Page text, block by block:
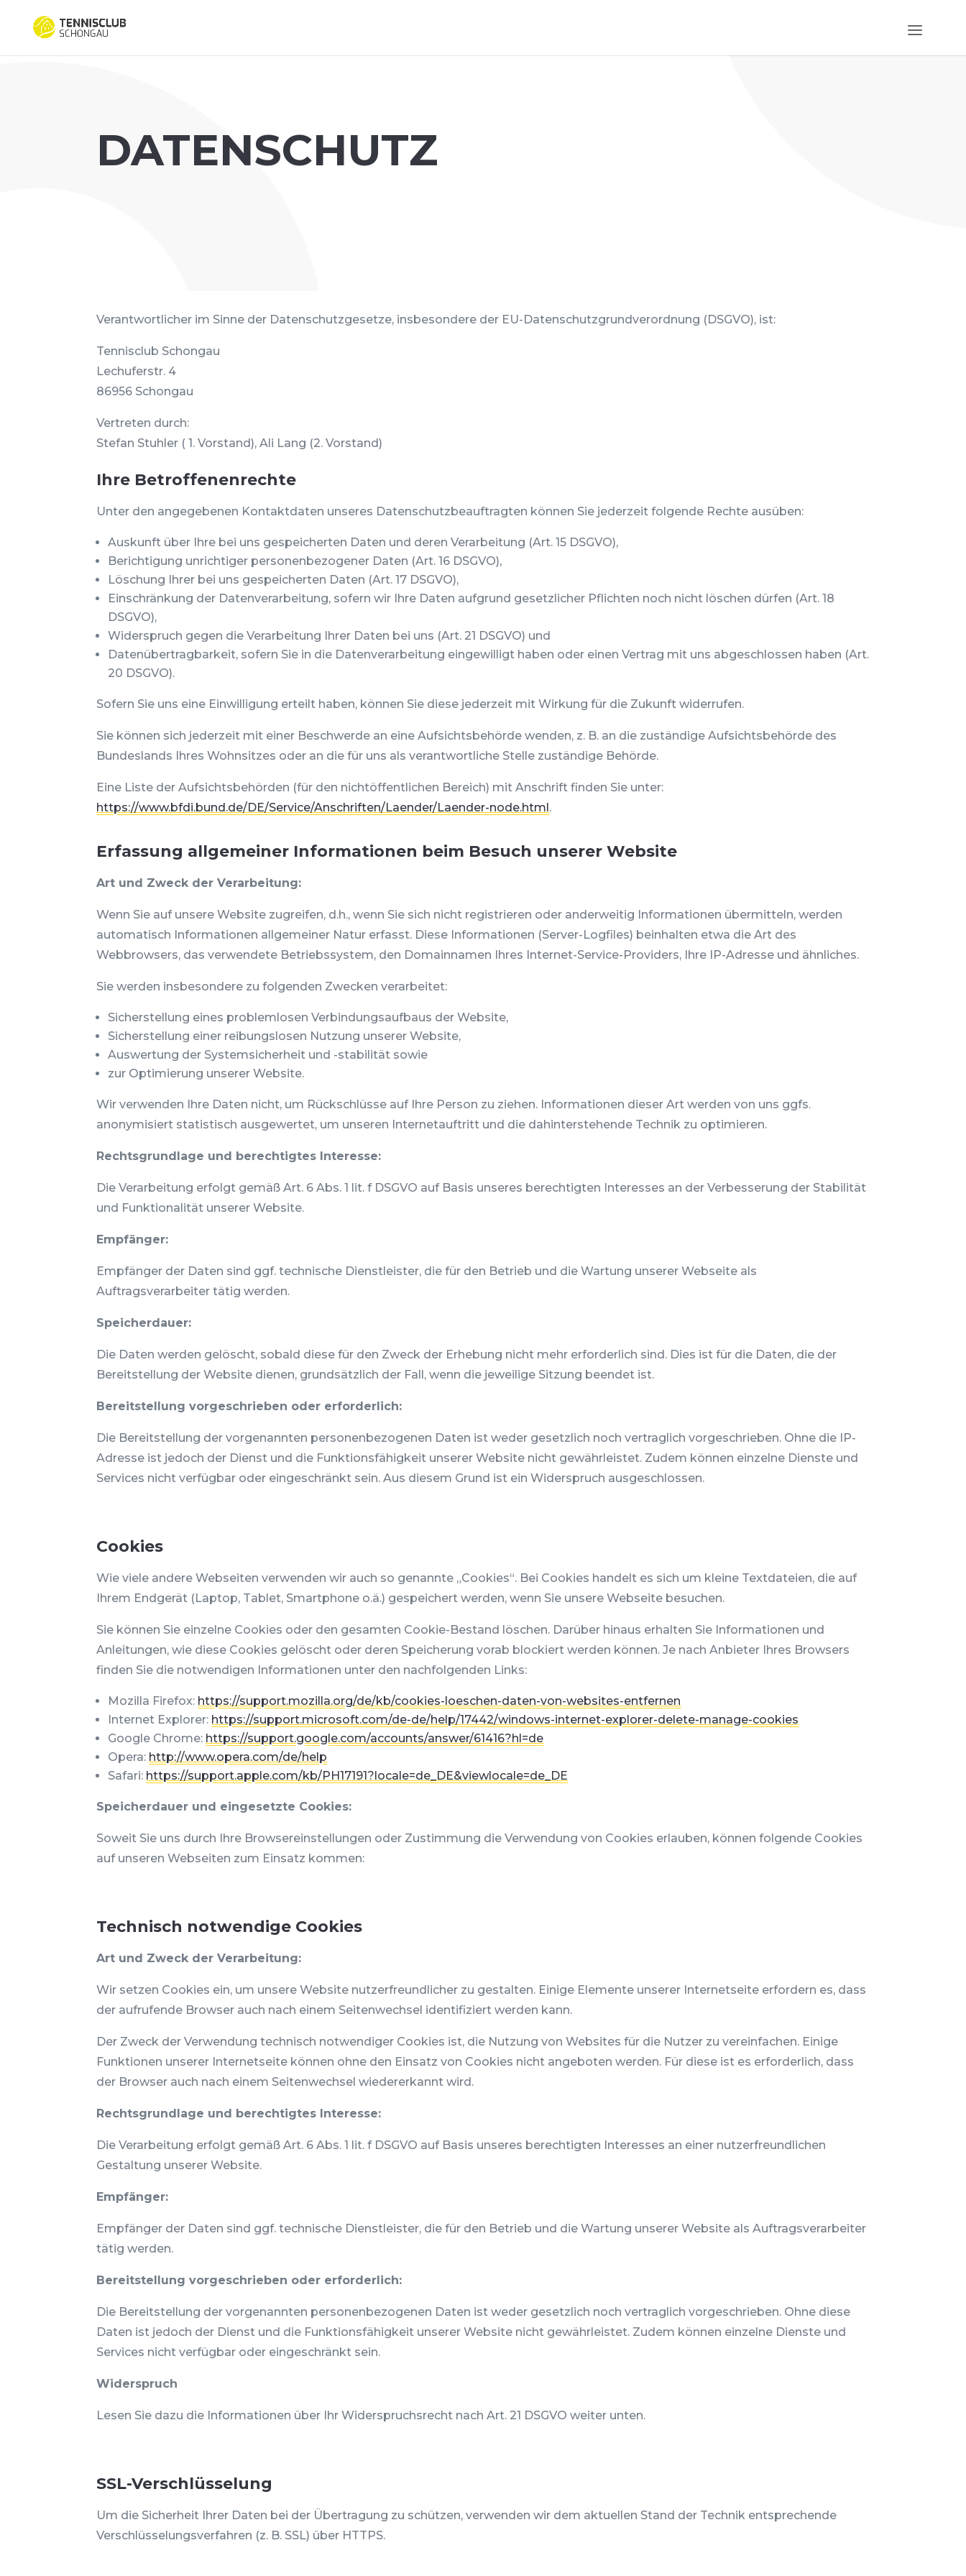
DATENSCHUTZ
Verantwortlicher im Sinne der Datenschutzgesetze, insbesondere der EU-Datenschutzgrundverordnung (DSGVO), ist:
Tennisclub Schongau
Lechuferstr. 4
86956 Schongau
Vertreten durch:
Stefan Stuhler ( 1. Vorstand), Ali Lang (2. Vorstand)
Ihre Betroffenenrechte
Unter den angegebenen Kontaktdaten unseres Datenschutzbeauftragten können Sie jederzeit folgende Rechte ausüben:
Auskunft über Ihre bei uns gespeicherten Daten und deren Verarbeitung (Art. 15 DSGVO),
Berichtigung unrichtiger personenbezogener Daten (Art. 16 DSGVO),
Löschung Ihrer bei uns gespeicherten Daten (Art. 17 DSGVO),
Einschränkung der Datenverarbeitung, sofern wir Ihre Daten aufgrund gesetzlicher Pflichten noch nicht löschen dürfen (Art. 18
DSGVO),
Widerspruch gegen die Verarbeitung Ihrer Daten bei uns (Art. 21 DSGVO) und
Datenübertragbarkeit, sofern Sie in die Datenverarbeitung eingewilligt haben oder einen Vertrag mit uns abgeschlossen haben (Art.
20 DSGVO).
Sofern Sie uns eine Einwilligung erteilt haben, können Sie diese jederzeit mit Wirkung für die Zukunft widerrufen.
Sie können sich jederzeit mit einer Beschwerde an eine Aufsichtsbehörde wenden, z. B. an die zuständige Aufsichtsbehörde des
Bundeslands Ihres Wohnsitzes oder an die für uns als verantwortliche Stelle zuständige Behörde.
Eine Liste der Aufsichtsbehörden (für den nichtöffentlichen Bereich) mit Anschrift finden Sie unter:
https://www.bfdi.bund.de/DE/Service/Anschriften/Laender/Laender-node.html .
Erfassung allgemeiner Informationen beim Besuch unserer Website
Art und Zweck der Verarbeitung:
Wenn Sie auf unsere Website zugreifen, d.h., wenn Sie sich nicht registrieren oder anderweitig Informationen übermitteln, werden
automatisch Informationen allgemeiner Natur erfasst. Diese Informationen (Server-Logfiles) beinhalten etwa die Art des
Webbrowsers, das verwendete Betriebssystem, den Domainnamen Ihres Internet-Service-Providers, Ihre IP-Adresse und ähnliches.
Sie werden insbesondere zu folgenden Zwecken verarbeitet:
Sicherstellung eines problemlosen Verbindungsaufbaus der Website,
Sicherstellung einer reibungslosen Nutzung unserer Website,
Auswertung der Systemsicherheit und -stabilität sowie
zur Optimierung unserer Website.
Wir verwenden Ihre Daten nicht, um Rückschlüsse auf Ihre Person zu ziehen. Informationen dieser Art werden von uns ggfs.
anonymisiert statistisch ausgewertet, um unseren Internetauftritt und die dahinterstehende Technik zu optimieren.
Rechtsgrundlage und berechtigtes Interesse:
Die Verarbeitung erfolgt gemäß Art. 6 Abs. 1 lit. f DSGVO auf Basis unseres berechtigten Interesses an der Verbesserung der Stabilität
und Funktionalität unserer Website.
Empfänger:
Empfänger der Daten sind ggf. technische Dienstleister, die für den Betrieb und die Wartung unserer Webseite als
Auftragsverarbeiter tätig werden.
Speicherdauer:
Die Daten werden gelöscht, sobald diese für den Zweck der Erhebung nicht mehr erforderlich sind. Dies ist für die Daten, die der
Bereitstellung der Website dienen, grundsätzlich der Fall, wenn die jeweilige Sitzung beendet ist.
Bereitstellung vorgeschrieben oder erforderlich:
Die Bereitstellung der vorgenannten personenbezogenen Daten ist weder gesetzlich noch vertraglich vorgeschrieben. Ohne die IP-
Adresse ist jedoch der Dienst und die Funktionsfähigkeit unserer Website nicht gewährleistet. Zudem können einzelne Dienste und
Services nicht verfügbar oder eingeschränkt sein. Aus diesem Grund ist ein Widerspruch ausgeschlossen.
Cookies
Wie viele andere Webseiten verwenden wir auch so genannte „Cookies“. Bei Cookies handelt es sich um kleine Textdateien, die auf
Ihrem Endgerät (Laptop, Tablet, Smartphone o.ä.) gespeichert werden, wenn Sie unsere Webseite besuchen.
Sie können Sie einzelne Cookies oder den gesamten Cookie-Bestand löschen. Darüber hinaus erhalten Sie Informationen und
Anleitungen, wie diese Cookies gelöscht oder deren Speicherung vorab blockiert werden können. Je nach Anbieter Ihres Browsers
finden Sie die notwendigen Informationen unter den nachfolgenden Links:
Mozilla Firefox: https://support.mozilla.org/de/kb/cookies-loeschen-daten-von-websites-entfernen
Internet Explorer: https://support.microsoft.com/de-de/help/17442/windows-internet-explorer-delete-manage-cookies
Google Chrome: https://support.google.com/accounts/answer/61416?hl=de
Opera: http://www.opera.com/de/help
Safari: https://support.apple.com/kb/PH17191?locale=de_DE&viewlocale=de_DE
Speicherdauer und eingesetzte Cookies:
Soweit Sie uns durch Ihre Browsereinstellungen oder Zustimmung die Verwendung von Cookies erlauben, können folgende Cookies
auf unseren Webseiten zum Einsatz kommen:
Technisch notwendige Cookies
Art und Zweck der Verarbeitung:
Wir setzen Cookies ein, um unsere Website nutzerfreundlicher zu gestalten. Einige Elemente unserer Internetseite erfordern es, dass
der aufrufende Browser auch nach einem Seitenwechsel identifiziert werden kann.
Der Zweck der Verwendung technisch notwendiger Cookies ist, die Nutzung von Websites für die Nutzer zu vereinfachen. Einige
Funktionen unserer Internetseite können ohne den Einsatz von Cookies nicht angeboten werden. Für diese ist es erforderlich, dass
der Browser auch nach einem Seitenwechsel wiedererkannt wird.
Rechtsgrundlage und berechtigtes Interesse:
Die Verarbeitung erfolgt gemäß Art. 6 Abs. 1 lit. f DSGVO auf Basis unseres berechtigten Interesses an einer nutzerfreundlichen
Gestaltung unserer Website.
Empfänger:
Empfänger der Daten sind ggf. technische Dienstleister, die für den Betrieb und die Wartung unserer Website als Auftragsverarbeiter
tätig werden.
Bereitstellung vorgeschrieben oder erforderlich:
Die Bereitstellung der vorgenannten personenbezogenen Daten ist weder gesetzlich noch vertraglich vorgeschrieben. Ohne diese
Daten ist jedoch der Dienst und die Funktionsfähigkeit unserer Website nicht gewährleistet. Zudem können einzelne Dienste und
Services nicht verfügbar oder eingeschränkt sein.
Widerspruch
Lesen Sie dazu die Informationen über Ihr Widerspruchsrecht nach Art. 21 DSGVO weiter unten.
SSL-Verschlüsselung
Um die Sicherheit Ihrer Daten bei der Übertragung zu schützen, verwenden wir dem aktuellen Stand der Technik entsprechende
Verschlüsselungsverfahren (z. B. SSL) über HTTPS.